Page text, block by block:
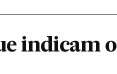
indicam o